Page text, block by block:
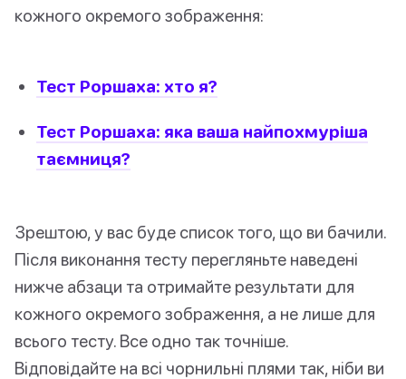
кожного окремого зображення:
Тест Роршаха: хто я?
Тест Роршаха: яка ваша найпохмуріша
таємниця?
Зрештою, у вас буде список того, що ви бачили.
Після виконання тесту перегляньте наведені
нижче абзаци та отримайте результати для
кожного окремого зображення, а не лише для
всього тесту. Все одно так точніше.
Відповідайте на всі чорнильні плями так, ніби ви